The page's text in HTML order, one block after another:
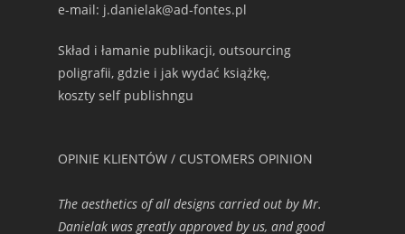
e-mail: j.danielak@ad-fontes.pl
Skład i łamanie publikacji, outsourcing
poligrafii, gdzie i jak wydać książkę,
koszty self publishngu
OPINIE KLIENTÓW / CUSTOMERS OPINION
The aesthetics of all designs carried out by Mr.
Danielak was greatly approved by us, and good